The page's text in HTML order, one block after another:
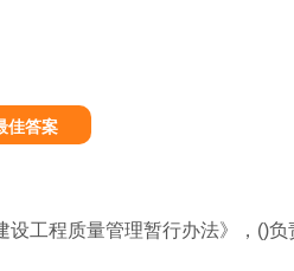
佳答案
设工程质量管理暂行办法》，()负